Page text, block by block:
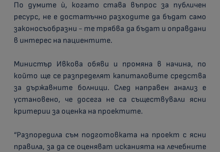
По думите ѝ, когато става въпрос за публичен
ресурс, не е достатъчно разходите да бъдат само
законосъобразни - те трябва да бъдат и оправдани
в интерес на пациентите.
Министър Ивкова обяви и промяна в начина, по
който ще се разпределят капиталовите средства
за държавните болници. След направен анализ е
установено, че досега не са съществували ясни
критерии за оценка на проектите.
“Разпоредила съм подготовката на проект с ясни
правила, за да се оценяват исканията на лечебните